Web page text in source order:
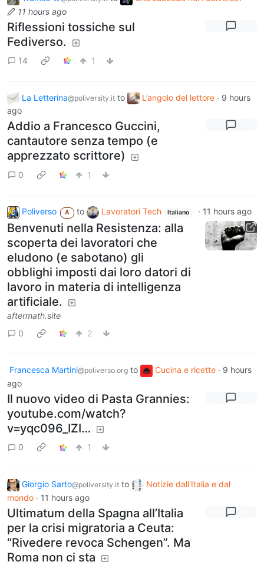
11 hours ago
Riflessioni tossiche sul
Fediverso.
14 1
La Letterina@poliversity.it to L’angolo del lettore · 9 hours
ago
Addio a Francesco Guccini,
cantautore senza tempo (e
apprezzato scrittore)
0 1
Poliverso A to Lavoratori Tech Italiano · 11 hours ago
Benvenuti nella Resistenza: alla
scoperta dei lavoratori che
eludono (e sabotano) gli
obblighi imposti dai loro datori di
lavoro in materia di intelligenza
artificiale.
aftermath.site
0
2
Francesca Martini@poliverso.org to Cucina e ricette · 9 hours
ago
Il nuovo video di Pasta Grannies:
youtube.com/watch?
v=yqc096_IZI…
0 1
Giorgio Sarto@poliversity.it to
Notizie dall'Italia e dal
mondo · 11 hours ago
Ultimatum della Spagna all’Italia
per la crisi migratoria a Ceuta:
“Rivedere revoca Schengen”. Ma
Roma non ci sta